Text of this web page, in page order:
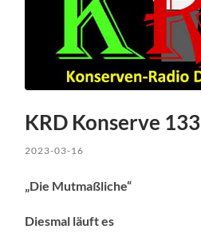
KRD Konserve 133
2023-03-16
„Die Mutmaßliche“
Diesmal läuft es